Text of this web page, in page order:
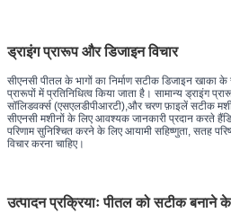
ड्राइंग प्रारूप और डिजाइन विचार
सीएनसी पीतल के भागों का निर्माण सटीक डिजाइन खाका
प्रारूपों में प्रतिनिधित्व किया जाता है। सामान्य ड्राइंग
सॉलिडवर्क्स (एसएलडीपीआरटी),और चरण फ़ाइलें सटीक
सीएनसी मशीनों के लिए आवश्यक जानकारी प्रदान करते
परिणाम सुनिश्चित करने के लिए आयामी सहिष्णुता, सतह
विचार करना चाहिए।
उत्पादन प्रक्रियाः पीतल को सटीक बनाने